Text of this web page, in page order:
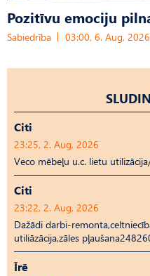
Pozitīvu emociju
Sabiedrība 03:00, 6. Aug, 2026
Citi
23:25, 2. Aug, 2026
Veco mēbeļu u.c. lietu
Citi
23:22, 2. Aug, 2026
Dažādi darbi-
utiliāzācija,zāles
Īrē